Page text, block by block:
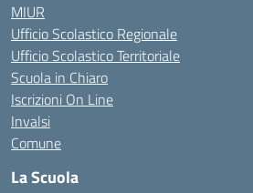
MIUR
Ufficio Scolastico Regionale
Ufficio Scolastico Territoriale
Scuola in Chiaro
Iscrizioni On Line
Invalsi
Comune
La Scuola